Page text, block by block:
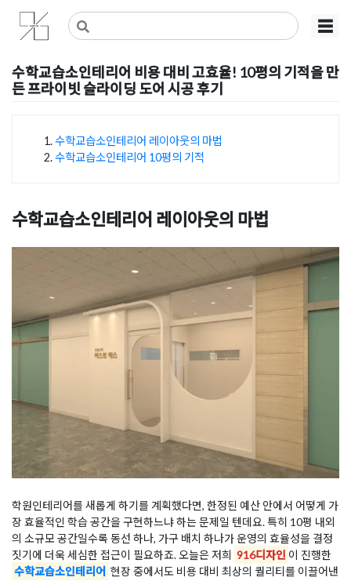
Skip
content
사무실인테리어 디자인 공사 비용견적 플랫폼
사무실인테리어 916
☰
수학교습소인테리어 비용 대비 고효율! 10평의 기적을 만
든 프라이빗 슬라이딩 도어 시공 후기
수학교습소인테리어 레이아웃의 마법
수학교습소인테리어 10평의 기적
수학교습소인테리어 레이아웃의 마법
학원인테리어를 새롭게 하기를 계획했다면, 한정된 예산 안에서 어떻게 가
장 효율적인 학습 공간을 구현하느냐 하는 문제일 텐데요. 특히 10평 내외
의 소규모 공간일수록 동선 하나, 가구 배치 하나가 운영의 효율성을 결정
짓기에 더욱 세심한 접근이 필요하죠. 오늘은 저희 916디자인 이 진행한
수학교습소인테리어 현장 중에서도 비용 대비 최상의 퀄리티를 이끌어낸